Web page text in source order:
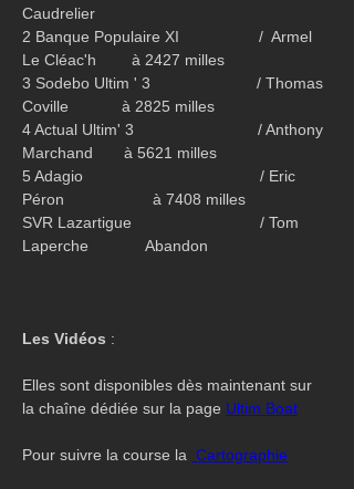
Caudrelier
2 Banque Populaire XI                  /  Armel
Le Cléac'h        à 2427 milles
3 Sodebo Ultim ' 3                        / Thomas
Coville            à 2825 milles
4 Actual Ultim' 3                            / Anthony
Marchand       à 5621 milles
5 Adagio                                        / Eric
Péron                    à 7408 milles
SVR Lazartigue                             / Tom
Laperche             Abandon
Les Vidéos :
Elles sont disponibles dès maintenant sur
la chaîne dédiée sur la page Ultim Boat
Pour suivre la course la Cartographie